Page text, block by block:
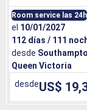
Queen Victoria
desde
112 días / 111
el 10/01/2027
Room service las 24h
desdeUS$